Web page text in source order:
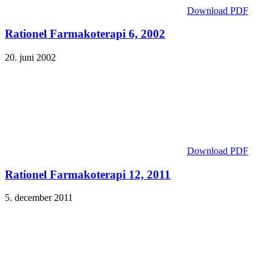
Download PDF
Rationel Farmakoterapi 6, 2002
20. juni 2002
Download PDF
Rationel Farmakoterapi 12, 2011
5. december 2011